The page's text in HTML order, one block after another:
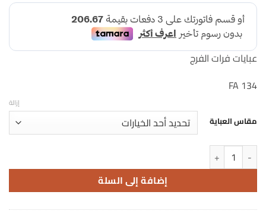
عبايات فرات الفرج
FA 134
مقاس العباية
إزالة
إضافة إلى السلة